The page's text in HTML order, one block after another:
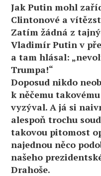
Jak Putin mohl
Clintonové a
Zatím žádná z
Vladimír Putin v
a tam hlásal:
Trumpa!“
Doposud nikdo
k něčemu
vyzýval. A já si
alespoň trochu
takovou pitomost
najednou něco
našeho
Drahoše.